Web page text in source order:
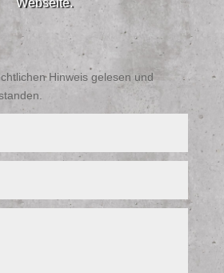
Hinweis gelesen und